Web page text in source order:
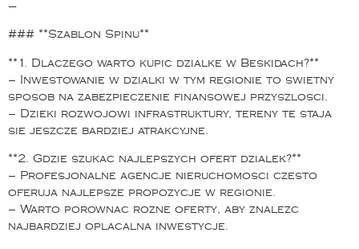
—
### **Szablon Spinu**
**1. Dlaczego warto kupic dzialke w Beskidach?**
– Inwestowanie w dzialki w tym regionie to swietny
sposob na zabezpieczenie finansowej przyszlosci.
– Dzieki rozwojowi infrastruktury, tereny te staja
sie jeszcze bardziej atrakcyjne.
**2. Gdzie szukac najlepszych ofert dzialek?**
– Profesjonalne agencje nieruchomosci czesto
oferuja najlepsze propozycje w regionie.
– Warto porownac rozne oferty, aby znalezc
najbardziej oplacalna inwestycje.